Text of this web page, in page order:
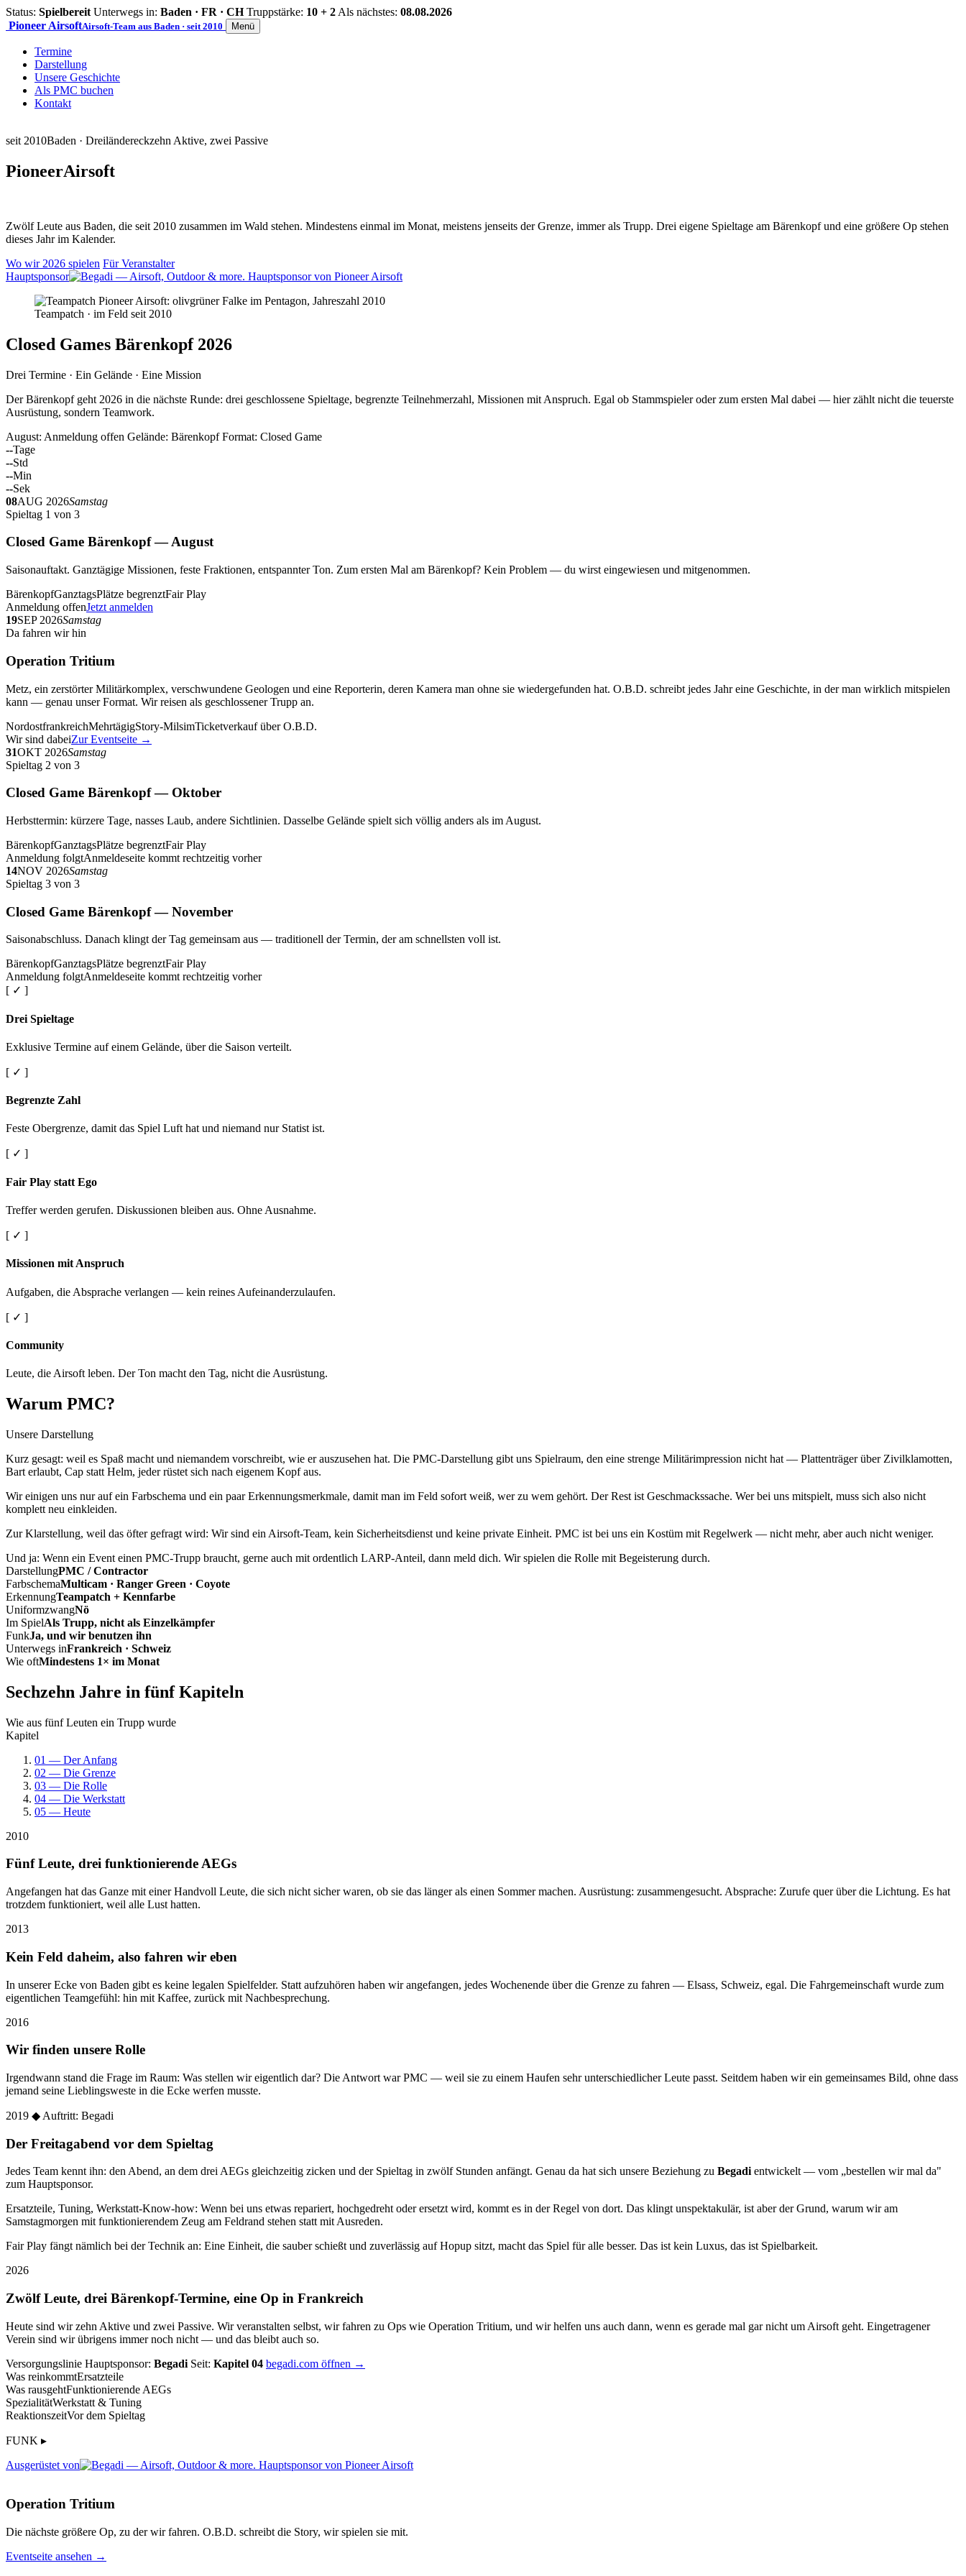
Status: Spielbereit Unterwegs in: Baden · FR · CH Truppstärke: 10 + 2 Als nächstes: 08.08.2026
Pioneer AirsoftAirsoft-Team aus Baden · seit 2010 Menü
Termine
Darstellung
Unsere Geschichte
Als PMC buchen
Kontakt
seit 2010Baden · Dreiländereckzehn Aktive, zwei Passive
PioneerAirsoft
Zwölf Leute aus Baden, die seit 2010 zusammen im Wald stehen. Mindestens einmal im Monat, meistens jenseits der Grenze, immer als Trupp. Drei eigene Spieltage am Bärenkopf und eine größere Op stehen
dieses Jahr im Kalender.
Wo wir 2026 spielen Für Veranstalter
Hauptsponsor
Teampatch · im Feld seit 2010
Closed Games Bärenkopf 2026
Drei Termine · Ein Gelände · Eine Mission
Der Bärenkopf geht 2026 in die nächste Runde: drei geschlossene Spieltage, begrenzte Teilnehmerzahl, Missionen mit Anspruch. Egal ob Stammspieler oder zum ersten Mal dabei — hier zählt nicht die teuerste
Ausrüstung, sondern Teamwork.
August: Anmeldung offen Gelände: Bärenkopf Format: Closed Game
--Tage
--Std
--Min
--Sek
08AUG 2026Samstag
Spieltag 1 von 3
Closed Game Bärenkopf — August
Saisonauftakt. Ganztägige Missionen, feste Fraktionen, entspannter Ton. Zum ersten Mal am Bärenkopf? Kein Problem — du wirst eingewiesen und mitgenommen.
BärenkopfGanztagsPlätze begrenztFair Play
Anmeldung offenJetzt anmelden
19SEP 2026Samstag
Da fahren wir hin
Operation Tritium
Metz, ein zerstörter Militärkomplex, verschwundene Geologen und eine Reporterin, deren Kamera man ohne sie wiedergefunden hat. O.B.D. schreibt jedes Jahr eine Geschichte, in der man wirklich mitspielen
kann — genau unser Format. Wir reisen als geschlossener Trupp an.
NordostfrankreichMehrtägigStory-MilsimTicketverkauf über O.B.D.
Wir sind dabeiZur Eventseite →
31OKT 2026Samstag
Spieltag 2 von 3
Closed Game Bärenkopf — Oktober
Herbsttermin: kürzere Tage, nasses Laub, andere Sichtlinien. Dasselbe Gelände spielt sich völlig anders als im August.
BärenkopfGanztagsPlätze begrenztFair Play
Anmeldung folgtAnmeldeseite kommt rechtzeitig vorher
14NOV 2026Samstag
Spieltag 3 von 3
Closed Game Bärenkopf — November
Saisonabschluss. Danach klingt der Tag gemeinsam aus — traditionell der Termin, der am schnellsten voll ist.
BärenkopfGanztagsPlätze begrenztFair Play
Anmeldung folgtAnmeldeseite kommt rechtzeitig vorher
[ ✓ ]
Drei Spieltage
Exklusive Termine auf einem Gelände, über die Saison verteilt.
[ ✓ ]
Begrenzte Zahl
Feste Obergrenze, damit das Spiel Luft hat und niemand nur Statist ist.
[ ✓ ]
Fair Play statt Ego
Treffer werden gerufen. Diskussionen bleiben aus. Ohne Ausnahme.
[ ✓ ]
Missionen mit Anspruch
Aufgaben, die Absprache verlangen — kein reines Aufeinanderzulaufen.
[ ✓ ]
Community
Leute, die Airsoft leben. Der Ton macht den Tag, nicht die Ausrüstung.
Warum PMC?
Unsere Darstellung
Kurz gesagt: weil es Spaß macht und niemandem vorschreibt, wie er auszusehen hat. Die PMC-Darstellung gibt uns Spielraum, den eine strenge Militärimpression nicht hat — Plattenträger über Zivilklamotten,
Bart erlaubt, Cap statt Helm, jeder rüstet sich nach eigenem Kopf aus.
Wir einigen uns nur auf ein Farbschema und ein paar Erkennungsmerkmale, damit man im Feld sofort weiß, wer zu wem gehört. Der Rest ist Geschmackssache. Wer bei uns mitspielt, muss sich also nicht
komplett neu einkleiden.
Zur Klarstellung, weil das öfter gefragt wird: Wir sind ein Airsoft-Team, kein Sicherheitsdienst und keine private Einheit. PMC ist bei uns ein Kostüm mit Regelwerk — nicht mehr, aber auch nicht weniger.
Und ja: Wenn ein Event einen PMC-Trupp braucht, gerne auch mit ordentlich LARP-Anteil, dann meld dich. Wir spielen die Rolle mit Begeisterung durch.
DarstellungPMC / Contractor
FarbschemaMulticam · Ranger Green · Coyote
ErkennungTeampatch + Kennfarbe
UniformzwangNö
Im SpielAls Trupp, nicht als Einzelkämpfer
FunkJa, und wir benutzen ihn
Unterwegs inFrankreich · Schweiz
Wie oftMindestens 1× im Monat
Sechzehn Jahre in fünf Kapiteln
Wie aus fünf Leuten ein Trupp wurde
Kapitel
01 — Der Anfang
02 — Die Grenze
03 — Die Rolle
04 — Die Werkstatt
05 — Heute
2010
Fünf Leute, drei funktionierende AEGs
Angefangen hat das Ganze mit einer Handvoll Leute, die sich nicht sicher waren, ob sie das länger als einen Sommer machen. Ausrüstung: zusammengesucht. Absprache: Zurufe quer über die Lichtung. Es hat
trotzdem funktioniert, weil alle Lust hatten.
2013
Kein Feld daheim, also fahren wir eben
In unserer Ecke von Baden gibt es keine legalen Spielfelder. Statt aufzuhören haben wir angefangen, jedes Wochenende über die Grenze zu fahren — Elsass, Schweiz, egal. Die Fahrgemeinschaft wurde zum
eigentlichen Teamgefühl: hin mit Kaffee, zurück mit Nachbesprechung.
2016
Wir finden unsere Rolle
Irgendwann stand die Frage im Raum: Was stellen wir eigentlich dar? Die Antwort war PMC — weil sie zu einem Haufen sehr unterschiedlicher Leute passt. Seitdem haben wir ein gemeinsames Bild, ohne dass
jemand seine Lieblingsweste in die Ecke werfen musste.
2019 ◆ Auftritt: Begadi
Der Freitagabend vor dem Spieltag
Jedes Team kennt ihn: den Abend, an dem drei AEGs gleichzeitig zicken und der Spieltag in zwölf Stunden anfängt. Genau da hat sich unsere Beziehung zu Begadientwickelt — vom „bestellen wir mal da"
zum Hauptsponsor.
Ersatzteile, Tuning, Werkstatt-Know-how: Wenn bei uns etwas repariert, hochgedreht oder ersetzt wird, kommt es in der Regel von dort. Das klingt unspektakulär, ist aber der Grund, warum wir am
Samstagmorgen mit funktionierendem Zeug am Feldrand stehen statt mit Ausreden.
Fair Play fängt nämlich bei der Technik an: Eine Einheit, die sauber schießt und zuverlässig auf Hopup sitzt, macht das Spiel für alle besser. Das ist kein Luxus, das ist Spielbarkeit.
2026
Zwölf Leute, drei Bärenkopf-Termine, eine Op in Frankreich
Heute sind wir zehn Aktive und zwei Passive. Wir veranstalten selbst, wir fahren zu Ops wie Operation Tritium, und wir helfen uns auch dann, wenn es gerade mal gar nicht um Airsoft geht. Eingetragener
Verein sind wir übrigens immer noch nicht — und das bleibt auch so.
Versorgungslinie Hauptsponsor: Begadi Seit: Kapitel 04 begadi.com öffnen →
Was reinkommtErsatzteile
Was rausgehtFunktionierende AEGs
SpezialitätWerkstatt & Tuning
ReaktionszeitVor dem Spieltag
FUNK ▸
Ausgerüstet von
Operation Tritium
Die nächste größere Op, zu der wir fahren. O.B.D. schreibt die Story, wir spielen sie mit.
Eventseite ansehen →